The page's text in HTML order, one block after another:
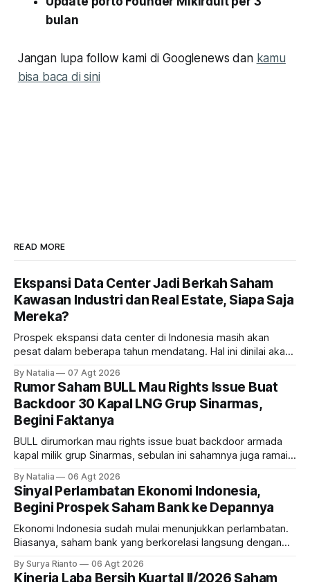
bulan
Jangan lupa follow kami di Googlenews dan kamu
bisa baca di sini
READ MORE
Ekspansi Data Center Jadi Berkah Saham
Kawasan Industri dan Real Estate, Siapa Saja
Mereka?
Prospek ekspansi data center di Indonesia masih akan
pesat dalam beberapa tahun mendatang. Hal ini dinilai akan
estate, ada siapa saja mereka?
By Natalia 07 Agt 2026
Rumor Saham BULL Mau Rights Issue Buat
Backdoor 30 Kapal LNG Grup Sinarmas,
Begini Faktanya
BULL dirumorkan mau rights issue buat backdoor armada
kapal milik grup Sinarmas, sebulan ini sahamnya juga ramai
masih menarik dilirik?
By Natalia 06 Agt 2026
Sinyal Perlambatan Ekonomi Indonesia,
Begini Prospek Saham Bank ke Depannya
Ekonomi Indonesia sudah mulai menunjukkan perlambatan.
Biasanya, saham bank yang berkorelasi langsung dengan
bank ke depannya?
By Surya Rianto 06 Agt 2026
Kinerja Laba Bersih Kuartal II/2026 Saham